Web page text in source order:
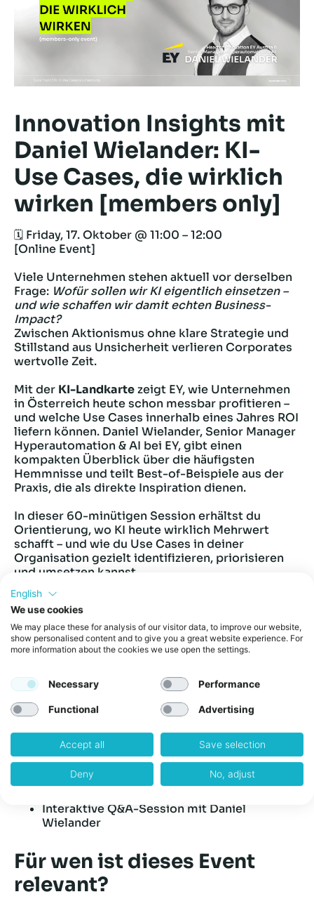
Innovation Insights mit
Daniel Wielander: KI-
Use Cases, die wirklich
wirken [members only]
🗓 Friday, 17. Oktober @ 11:00 – 12:00
[Online Event]
Viele Unternehmen stehen aktuell vor derselben
Frage: Wofür sollen wir KI eigentlich einsetzen –
und wie schaffen wir damit echten Business-
Impact?
Zwischen Aktionismus ohne klare Strategie und
Stillstand aus Unsicherheit verlieren Corporates
wertvolle Zeit.
Mit der KI-Landkartezeigt EY, wie Unternehmen
in Österreich heute schon messbar profitieren –
und welche Use Cases innerhalb eines Jahres ROI
liefern können. Daniel Wielander, Senior Manager
Hyperautomation & AI bei EY, gibt einen
kompakten Überblick über die häufigsten
Hemmnisse und teilt Best-of-Beispiele aus der
Praxis, die als direkte Inspiration dienen.
In dieser 60-minütigen Session erhältst du
Orientierung, wo KI heute wirklich Mehrwert
schafft – und wie du Use Cases in deiner
Organisation gezielt identifizieren, priorisieren
und umsetzen kannst.
Das erwartet dich:
Überblick über die zentralen
Herausforderungen im Umgang mit KI
Einbindung)
Use Cases scheitern – und wie man es
Inspiration durch positive Beispiele aus der
KI-Landkarte
Konkrete Vorgehensweise, wie Use Cases
effizient identifiziert und umgesetzt werden
Interaktive Q&A-Session mit Daniel
Wielander
Für wen ist dieses Event
relevant?
English
We use cookies
We may place these for analysis of our visitor data, to improve our website,
show personalised content and to give you a great website experience. For
more information about the cookies we use open the settings.
Necessary Performance
Functional Advertising
Accept all Save selection
Deny No, adjust